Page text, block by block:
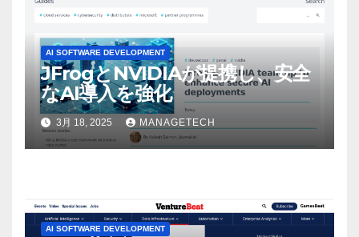
AI SOFTWARE DEVELOPMENT
JFrogとNVIDIAが提携し、安全
なAI導入を強化
3月 18, 2025 MANAGETECH
AI SOFTWARE DEVELOPMENT